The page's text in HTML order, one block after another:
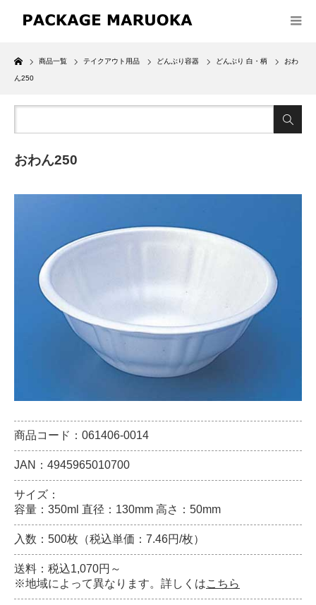
Home
商品一覧 テイクアウト用品 どんぶり容器 どんぶり 白・柄 おわ
ん250
おわん250
商品コード：061406-0014
JAN：4945965010700
サイズ：
容量：350ml 直径：130mm 高さ：50mm
入数：500枚（税込単価：7.46円/枚）
送料：税込1,070円～
※地域によって異なります。詳しくはこちら